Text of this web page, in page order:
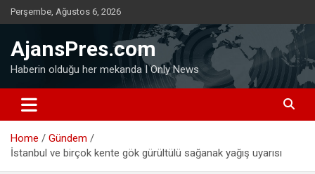
Skip
to
Perşembe, Ağustos 6, 2026
AjansPres.com
Haberin olduğu her mekanda I Only News
Home
Gündem
İstanbul ve birçok kente gök gürültülü sağanak yağış uyarısı